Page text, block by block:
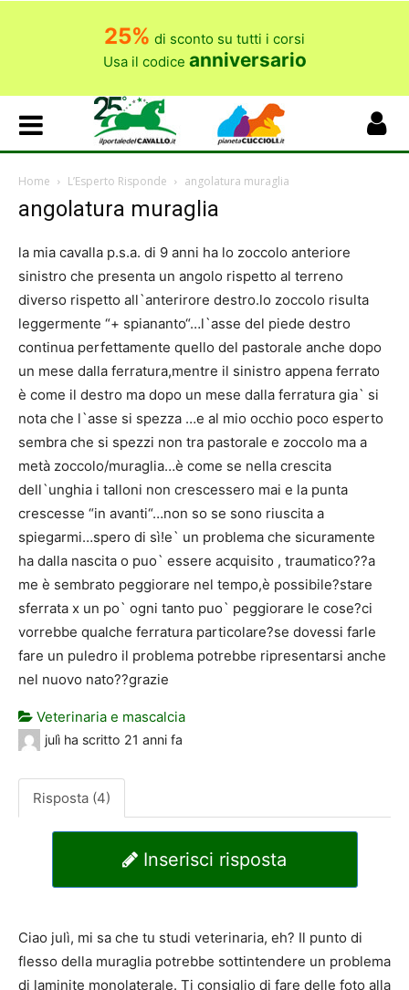
25% di sconto su tutti i corsi
Usa il codice anniversario
Home L’Esperto Risponde angolatura muraglia
angolatura muraglia
la mia cavalla p.s.a. di 9 anni ha lo zoccolo anteriore
sinistro che presenta un angolo rispetto al terreno
diverso rispetto all`anterirore destro.lo zoccolo risulta
leggermente “+ spiananto“…l`asse del piede destro
continua perfettamente quello del pastorale anche dopo
un mese dalla ferratura,mentre il sinistro appena ferrato
è come il destro ma dopo un mese dalla ferratura gia` si
nota che l`asse si spezza …e al mio occhio poco esperto
sembra che si spezzi non tra pastorale e zoccolo ma a
metà zoccolo/muraglia…è come se nella crescita
dell`unghia i talloni non crescessero mai e la punta
crescesse “in avanti“…non so se sono riuscita a
spiegarmi…spero di sì!e` un problema che sicuramente
ha dalla nascita o puo` essere acquisito , traumatico??a
me è sembrato peggiorare nel tempo,è possibile?stare
sferrata x un po` ogni tanto puo` peggiorare le cose?ci
vorrebbe qualche ferratura particolare?se dovessi farle
fare un puledro il problema potrebbe ripresentarsi anche
nel nuovo nato??grazie
Veterinaria e mascalcia
julì ha scritto 21 anni fa
Risposta (4)
Inserisci risposta
Ciao julì, mi sa che tu studi veterinaria, eh? Il punto di
flesso della muraglia potrebbe sottintendere un problema
di laminite monolaterale. Ti consiglio di fare delle foto alla